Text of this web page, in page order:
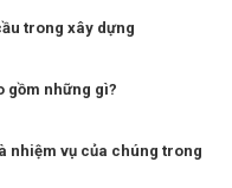
trong xây dựng
gồm những gì?
nhiệm vụ của chúng trong